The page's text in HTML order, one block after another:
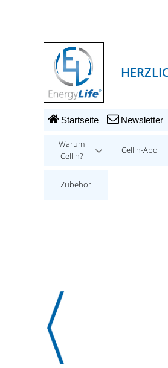
Startseite Newsletter
Warum
Cellin?
Cellin-Abo
Zubehör